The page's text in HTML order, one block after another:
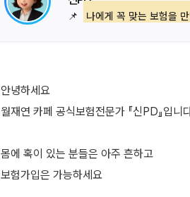
📌 나에게 꼭 맞는 보험을
안녕하세요
월재연 카페 공식보험전문가 『신PD』입니
몸에 혹이 있는 분들은 아주 흔하고
보험가입은 가능하세요